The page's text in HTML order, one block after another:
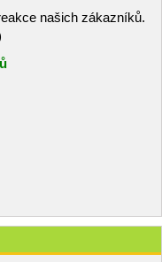
našich zákazníků.